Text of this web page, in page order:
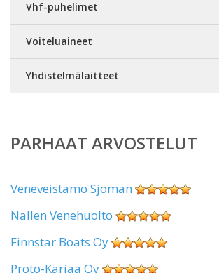
Vhf-puhelimet
Voiteluaineet
Yhdistelmälaitteet
PARHAAT ARVOSTELUT
Veneveistämö Sjöman
Nallen Venehuolto
Finnstar Boats Oy
Proto-Karjaa Oy